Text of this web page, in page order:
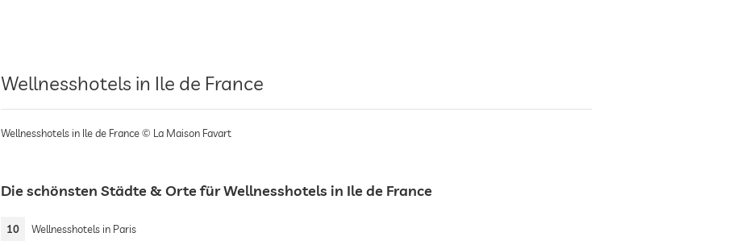
Wellnesshotels in Ile de France
Wellnesshotels in Ile de France © La Maison Favart
Die schönsten Städte & Orte für Wellnesshotels in Ile de France
10 Wellnesshotels in Paris